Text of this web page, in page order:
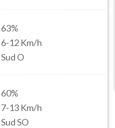
63%
6-12 Km/h
Sud O
60%
7-13 Km/h
Sud SO